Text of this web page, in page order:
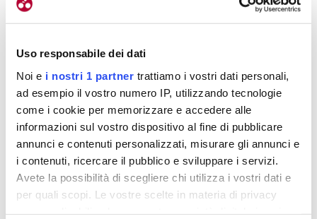
Uso responsabile dei dati
Noi e i nostri 1 partner trattiamo i vostri dati personali,
ad esempio il vostro numero IP, utilizzando tecnologie
come i cookie per memorizzare e accedere alle
informazioni sul vostro dispositivo al fine di pubblicare
annunci e contenuti personalizzati, misurare gli annunci e
i contenuti, ricercare il pubblico e sviluppare i servizi.
Avete la possibilità di scegliere chi utilizza i vostri dati e
per quali scopi. Le vostre scelte in materia di privacy
Ieri, Van der Poel ha provato a tenere Pogacar, che però ha
trasformato in inferno una tappa con 2.446 metri di dislivello
Vittima di Pogacar